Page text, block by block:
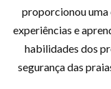
proporcionou
experiências e
habilidades dos
segurança das